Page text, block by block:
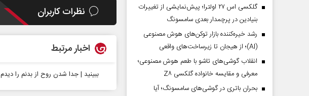
نظرات کاربران
اخبار مرتبط
ببینید | جدا شدن روح از بدنم را دیدم
گلکسی اس ۲۷ اولترا؛ پیش‌نمایشی از تغییرات
بنیادین در پرچمدار بعدی سامسونگ
رشد خیره‌کننده بازار توکن‌های هوش مصنوعی
(AI)؛ از هیجان تا زیرساخت‌های واقعی
انقلاب گوشی‌های تاشو‌ با طعم هوش مصنوعی؛
معرفی و مقایسه خانواده گلکسی Z۸
بحران باتری در گوشی‌های سامسونگ؛ آیا